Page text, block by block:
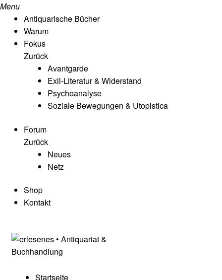
Menu
Antiquarische Bücher
Warum
Fokus
Zurück
Avantgarde
Exil-Literatur & Widerstand
Psychoanalyse
Soziale Bewegungen & Utopistica
Forum
Zurück
Neues
Netz
Shop
Kontakt
Startseite